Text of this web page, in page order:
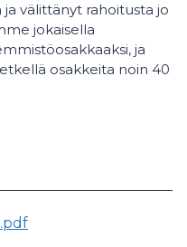
välittänyt rahoitusta jo
jokaisella
ja
osakkeita noin 40